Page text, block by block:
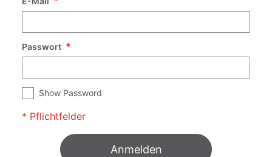
Passwort
Show Password
Anmelden